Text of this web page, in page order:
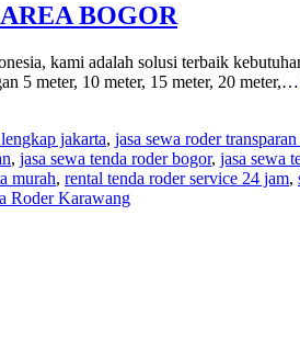
BOGOR
kami adalah solusi terbaik
5 meter, 10 meter, 15 meter, 20 meter,…
jakarta, jasa sewa roder
, jasa sewa tenda roder bogor, jasa sewa
murah, rental tenda roder service 24 jam,
Roder Karawang